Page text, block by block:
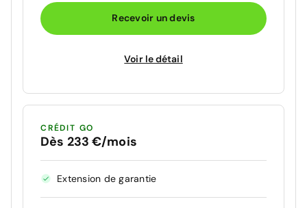
Recevoir un devis
Voir le détail
CRÉDIT GO
Dès 233 €/mois
Extension de garantie